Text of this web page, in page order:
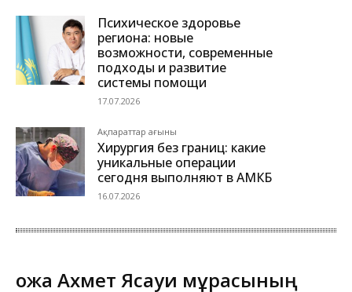
Психическое здоровье
региона: новые
возможности, современные
подходы и развитие
системы помощи
17.07.2026
Ақпараттар ағыны
Хирургия без границ: какие
уникальные операции
сегодня выполняют в АМКБ
16.07.2026